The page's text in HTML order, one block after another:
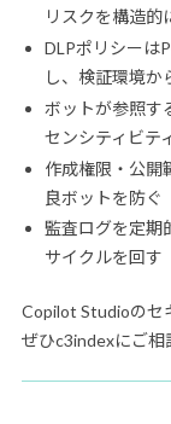
リスクを構造的
DLPポリシーは
し、検証環境か
ボットが参照す
センシティビテ
作成権限・公開
良ボットを防ぐ
監査ログを定期
サイクルを回す
Copilot Studioのセ
ぜひc3indexにご相